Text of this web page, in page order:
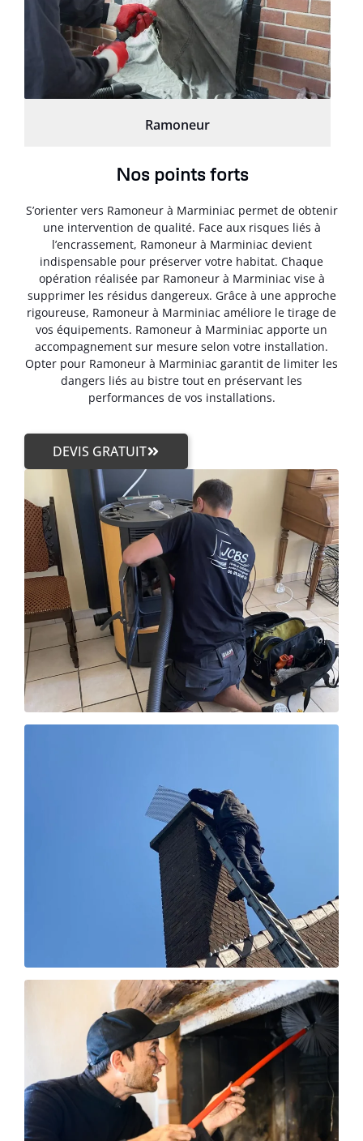
Ramoneur
Nos points forts
S’orienter vers Ramoneur à Marminiac permet de obtenir
une intervention de qualité. Face aux risques liés à
l’encrassement, Ramoneur à Marminiac devient
indispensable pour préserver votre habitat. Chaque
opération réalisée par Ramoneur à Marminiac vise à
supprimer les résidus dangereux. Grâce à une approche
rigoureuse, Ramoneur à Marminiac améliore le tirage de
vos équipements. Ramoneur à Marminiac apporte un
accompagnement sur mesure selon votre installation.
Opter pour Ramoneur à Marminiac garantit de limiter les
dangers liés au bistre tout en préservant les
performances de vos installations.
DEVIS GRATUIT